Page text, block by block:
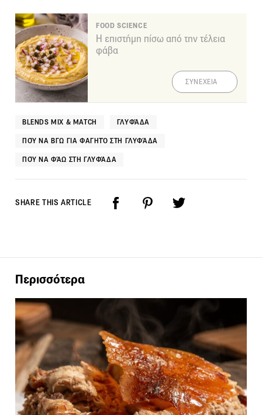
FOOD SCIENCE
Η επιστήμη πίσω από την τέλεια
φάβα
ΣΥΝΕΧΕΙΑ
BLENDS MIX & MATCH ΓΛΥΦΆΔΑ
ΠΟΎ ΝΑ ΒΓΩ ΓΙΑ ΦΑΓΗΤΌ ΣΤΗ ΓΛΥΦΆΔΑ
ΠΟΎ ΝΑ ΦΆΩ ΣΤΗ ΓΛΥΦΆΔΑ
SHARE THIS ARTICLE
Περισσότερα